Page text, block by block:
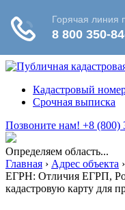
Кадастровый
Срочная выписка
Позвоните нам! +8 (800)
Определяем область...
Главная › Адрес объекта ›
ЕГРН: Отличия ЕГРП,
кадастровую карту для